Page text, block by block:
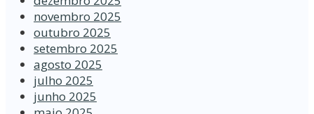
novembro 2025
outubro 2025
setembro 2025
agosto 2025
julho 2025
junho 2025